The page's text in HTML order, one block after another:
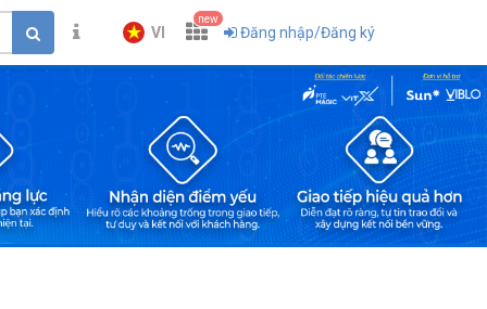
VI
new
Đăng nhập/Đăng ký